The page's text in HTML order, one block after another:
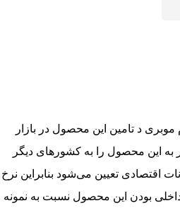
د تامین این محصول در بازار
به این محصول را به کشورهای دیگر
اقتصادی تعیین می‌شود بنابراین نرخ
بودن این محصول نسبت به نمونه